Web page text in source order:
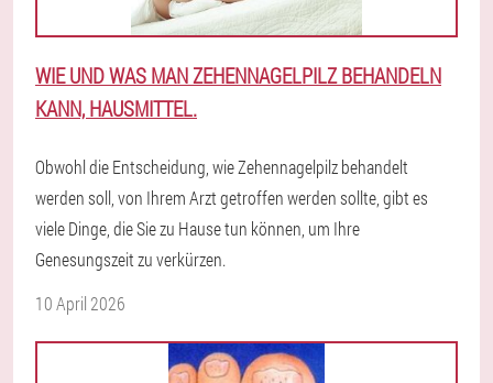
WIE UND WAS MAN ZEHENNAGELPILZ BEHANDELN
KANN, HAUSMITTEL.
Obwohl die Entscheidung, wie Zehennagelpilz behandelt
werden soll, von Ihrem Arzt getroffen werden sollte, gibt es
viele Dinge, die Sie zu Hause tun können, um Ihre
Genesungszeit zu verkürzen.
10 April 2026